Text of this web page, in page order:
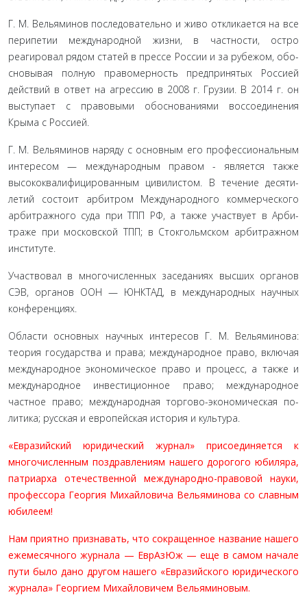
Г. М. Вельяминов последовательно и живо откликается на все
перипетии международной жизни, в частности, остро
реагировал рядом статей в прессе России и за рубежом, обо­
сновывая полную правомерность предпринятых Россией
действий в ответ на агрессию в 2008 г. Грузии. В 2014 г. он
вы­ступает с правовыми обоснованиями воссоединения
Крыма с Россией.
Г. М. Вельяминов наряду с основным его профессиональ­ным
интересом — международным правом - является также
высококвалифицированным цивилистом. В течение десяти­
летий состоит арбитром Международного коммерческого
арбитражного суда при ТПП РФ, а также участвует в Арби­
траже при московской ТПП; в Стокгольмском арбитражном
институте.
Участвовал в многочисленных заседаниях высших органов
СЭВ, органов ООН — ЮНКТАД, в международных научных
конференциях.
Области основных научных интересов Г. М. Вельяминова:
теория государства и права; международное право, вклю­чая
международное экономическое право и процесс, а также и
международное инвестиционное право; международное
частное право; международная торгово-экономическая по­
литика; русская и европейская история и культура.
«Евразийский юридический журнал» присоединяется к
многочисленным поздравлениям нашего дорогого юбиля­ра,
патриарха отечественной международно-правовой науки,
профессора Георгия Михайловича Вельяминова со славным
юбилеем!
Нам приятно признавать, что сокращенное название на­шего
ежемесячного журнала — ЕврАзЮж — еще в самом начале
пути было дано другом нашего «Евразийского юри­дического
журнала» Георгием Михайловичем Вельямино­вым.